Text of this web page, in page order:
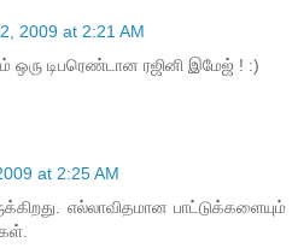
2009 at 2:21 AM
ஒரு டிபரெண்டான ரஜினி இமேஜ் ! :)
at 2:25 AM
எல்லாவிதமான பாட்டுக்களையும்